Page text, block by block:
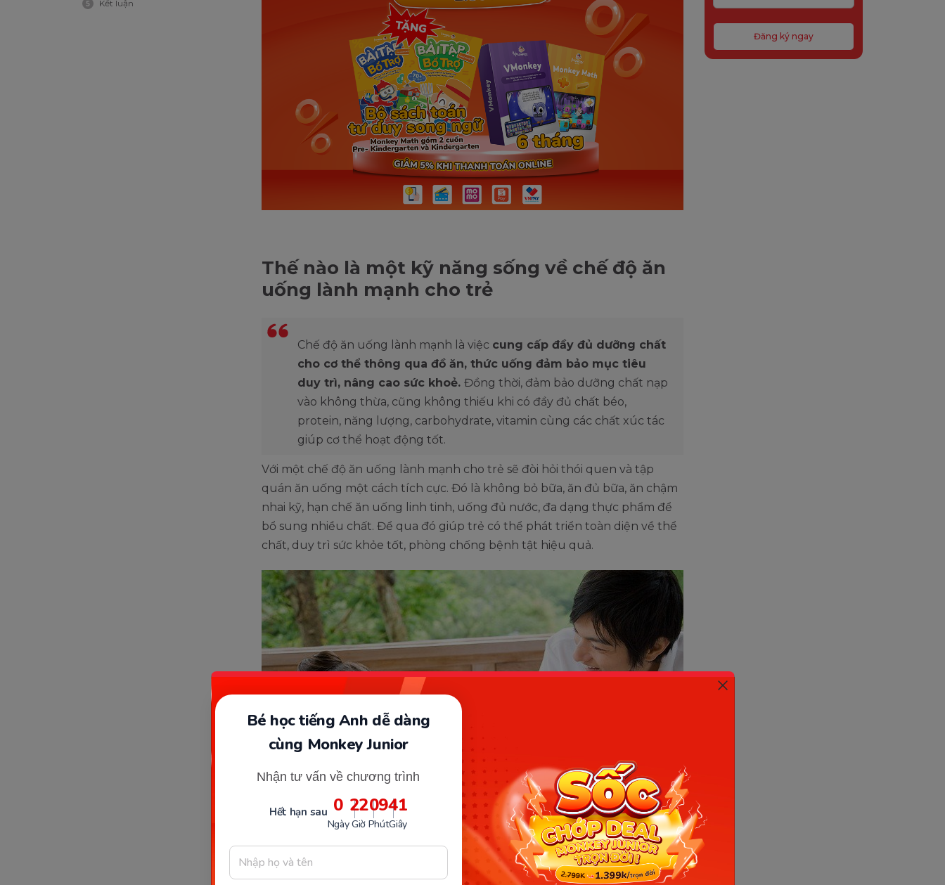
Bé học tiếng Anh dễ dàng
cùng Monkey Junior
Nhận tư vấn về chương trình
Hết hạn sau 0
Ngày
22
Giờ
09
Phút
40
Giây
5 Kết luận
Thế nào là một kỹ năng sống về chế độ ăn
uống lành mạnh cho trẻ
Chế độ ăn uống lành mạnh là việc cung cấp đầy đủ dưỡng chất
cho cơ thể thông qua đồ ăn, thức uống đảm bảo mục tiêu
duy trì, nâng cao sức khoẻ. Đồng thời, đảm bảo dưỡng chất nạp
vào không thừa, cũng không thiếu khi có đầy đủ chất béo,
protein, năng lượng, carbohydrate, vitamin cùng các chất xúc tác
giúp cơ thể hoạt động tốt.
Với một chế độ ăn uống lành mạnh cho trẻ sẽ đòi hỏi thói quen và tập
quán ăn uống một cách tích cực. Đó là không bỏ bữa, ăn đủ bữa, ăn chậm
nhai kỹ, hạn chế ăn uống linh tinh, uống đủ nước, đa dạng thực phẩm để
bổ sung nhiều chất. Để qua đó giúp trẻ có thể phát triển toàn diện về thể
chất, duy trì sức khỏe tốt, phòng chống bệnh tật hiệu quả.
Chế độ ăn uống lành mạnh là việc cung cấp bổ sung đầy đủ dưỡng chất cho sự phát
triển của trẻ. (Ảnh: Sưu tầm internet)
Đăng ký ngay